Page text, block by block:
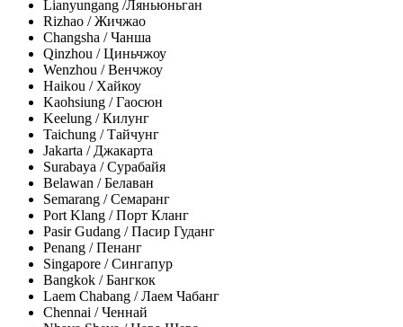
Lianyungang /Ляньюньган
Rizhao / Жичжао
Changsha / Чанша
Qinzhou / Циньчжоу
Wenzhou / Венчжоу
Haikou / Хайкоу
Kaohsiung / Гаосюн
Keelung / Килунг
Taichung / Тайчунг
Jakarta / Джакарта
Surabaya / Сурабайя
Belawan / Белаван
Semarang / Семаранг
Port Klang / Порт Кланг
Pasir Gudang / Пасир Гуданг
Penang / Пенанг
Singapore / Сингапур
Bangkok / Бангкок
Laem Chabang / Лаем Чабанг
Chennai / Ченнай